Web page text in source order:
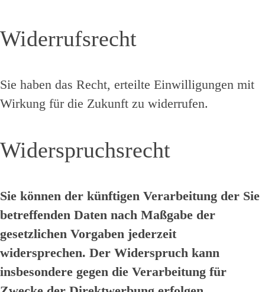
Widerrufsrecht
Sie haben das Recht, erteilte Einwilligungen mit
Wirkung für die Zukunft zu widerrufen.
Widerspruchsrecht
Sie können der künftigen Verarbeitung der Sie
betreffenden Daten nach Maßgabe der
gesetzlichen Vorgaben jederzeit
widersprechen. Der Widerspruch kann
insbesondere gegen die Verarbeitung für